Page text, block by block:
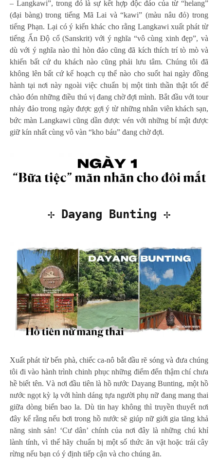
– Langkawi”, trong đó là sự kết hợp độc đáo của từ “helang”
(đại bàng) trong tiếng Mã Lai và “kawi” (màu nâu đỏ) trong
tiếng Phạn. Lại có ý kiến khác cho rằng Langkawi xuất phát từ
tiếng Ấn Độ cổ (Sanskrit) với ý nghĩa “vô cùng xinh đẹp”, và
dù với ý nghĩa nào thì hòn đảo cũng đã kích thích trí tò mò và
khiến bất cứ du khách nào cũng phải lưu tâm. Chúng tôi đã
không lên bất cứ kế hoạch cụ thể nào cho suốt hai ngày đồng
hành tại nơi này ngoài việc chuẩn bị một tinh thần thật tốt để
chào đón những điều thú vị đang chờ đợi mình. Bắt đầu với tour
nhảy đảo trong ngày được gợi ý từ những nhân viên khách sạn,
bức màn Langkawi cũng dần được vén với những bí mật được
giữ kín nhất cùng vô vàn “kho báu” đang chờ đợi.
✢ Dayang Bunting ✢
Xuất phát từ bến phà, chiếc ca-nô bắt đầu rẽ sóng và đưa chúng
tôi đi vào hành trình chinh phục những điểm đến thậm chí chưa
hề biết tên. Và nơi đầu tiên là hồ nước Dayang Bunting, một hồ
nước ngọt kỳ lạ với hình dáng tựa người phụ nữ đang mang thai
giữa dòng biển bao la. Dù tin hay không thì truyền thuyết nơi
đây kể rằng nếu bơi trong hồ nước sẽ giúp nữ giới gia tăng khả
năng sinh sản! ‘Cư dân’ chính của nơi đây là những chú khỉ
lành tính, vì thế hãy chuẩn bị một số thức ăn vặt hoặc trái cây
rừng nếu bạn có ý định tiếp cận và cho chúng ăn.